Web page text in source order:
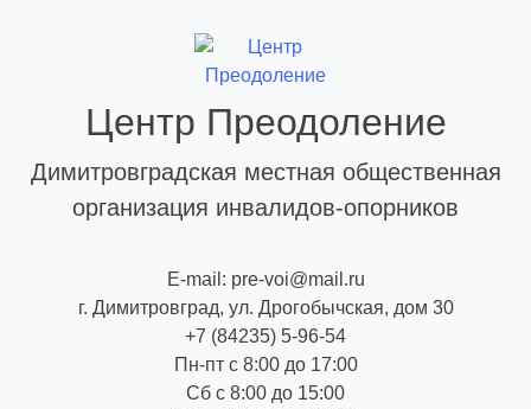
Центр Преодоление
Димитровградская местная общественная
организация инвалидов-опорников
E-mail: pre-voi@mail.ru
г. Димитровград, ул. Дрогобычская, дом 30
+7 (84235) 5-96-54
Пн-пт с 8:00 до 17:00
Сб с 8:00 до 15:00